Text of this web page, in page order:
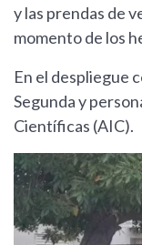
y las prendas de
momento de los
En el despliegue
Segunda y
Científicas (AIC).